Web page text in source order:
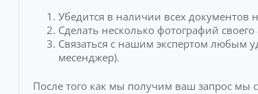
Убедится в наличии всех документов
Сделать несколько фотографий
Связаться с нашим экспертом любым
месенджер).
После того как мы получим ваш запрос мы